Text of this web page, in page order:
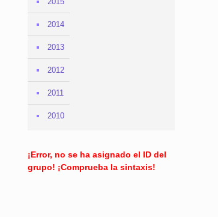
2014
2013
2012
2011
2010
¡Error, no se ha asignado el ID del
grupo! ¡Comprueba la sintaxis!